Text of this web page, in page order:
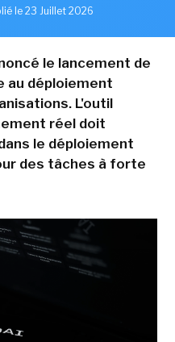
le 23 Juillet 2026
le lancement de
au déploiement
L'outil
réel doit
le déploiement
des tâches à forte